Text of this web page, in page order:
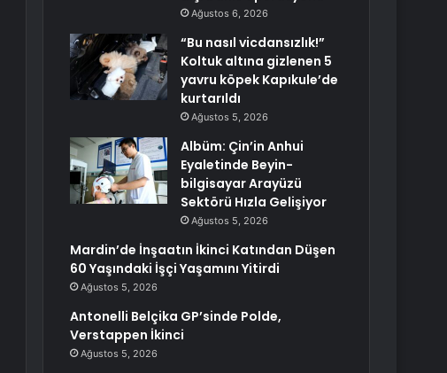
Ağustos 6, 2026
“Bu nasıl vicdansızlık!”
Koltuk altına gizlenen 5
yavru köpek Kapıkule’de
kurtarıldı
Ağustos 5, 2026
Albüm: Çin’in Anhui
Eyaletinde Beyin-
bilgisayar Arayüzü
Sektörü Hızla Gelişiyor
Ağustos 5, 2026
Mardin’de İnşaatın İkinci Katından Düşen
60 Yaşındaki İşçi Yaşamını Yitirdi
Ağustos 5, 2026
Antonelli Belçika GP’sinde Polde,
Verstappen İkinci
Ağustos 5, 2026